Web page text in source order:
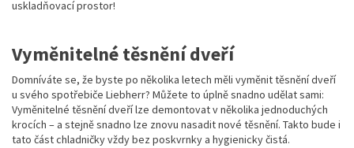
uskladňovací prostor!
Vyměnitelné těsnění dveří
Domníváte se, že byste po několika letech měli vyměnit těsnění dveří
u svého spotřebiče Liebherr? Můžete to úplně snadno udělat sami:
Vyměnitelné těsnění dveří lze demontovat v několika jednoduchých
krocích – a stejně snadno lze znovu nasadit nové těsnění. Takto bude i
tato část chladničky vždy bez poskvrnky a hygienicky čistá.